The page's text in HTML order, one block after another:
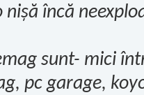
nișă încă
sunt- mici
pc garage,